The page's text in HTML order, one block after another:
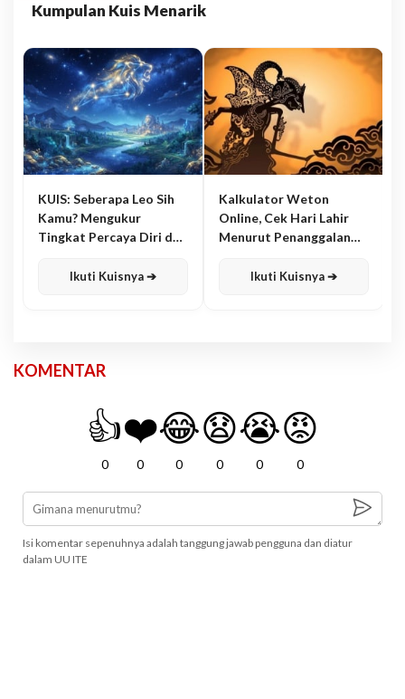
Kumpulan Kuis Menarik
KUIS: Seberapa Leo Sih
Kamu? Mengukur
Tingkat Percaya Diri dan
Ikuti Kuisnya ➔
Kalkulator Weton
Online, Cek Hari Lahir
Menurut Penanggalan
Ikuti Kuisnya ➔
KOMENTAR
👍
0
❤️
0
😂
0
😧
0
😭
0
😡
0
Isi komentar sepenuhnya adalah tanggung jawab pengguna dan diatur
dalam UU ITE